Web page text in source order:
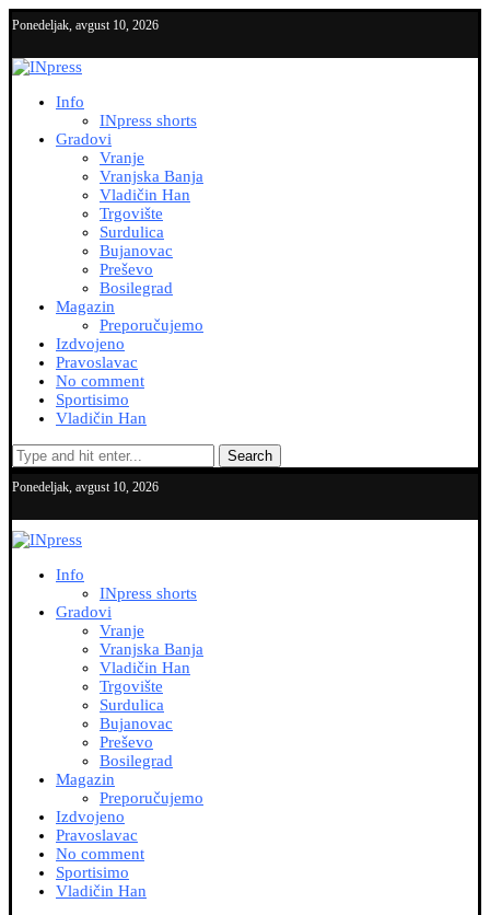
Ponedeljak, avgust 10, 2026
Info
INpress shorts
Gradovi
Vranje
Vranjska Banja
Vladičin Han
Trgovište
Surdulica
Bujanovac
Preševo
Bosilegrad
Magazin
Preporučujemo
Izdvojeno
Pravoslavac
No comment
Sportisimo
Vladičin Han
Search
Ponedeljak, avgust 10, 2026
Info
INpress shorts
Gradovi
Vranje
Vranjska Banja
Vladičin Han
Trgovište
Surdulica
Bujanovac
Preševo
Bosilegrad
Magazin
Preporučujemo
Izdvojeno
Pravoslavac
No comment
Sportisimo
Vladičin Han